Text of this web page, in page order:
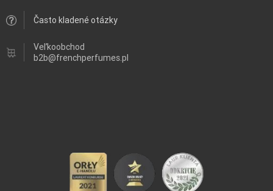
Často kladené otázky
Veľkoobchod
b2b@frenchperfumes.pl